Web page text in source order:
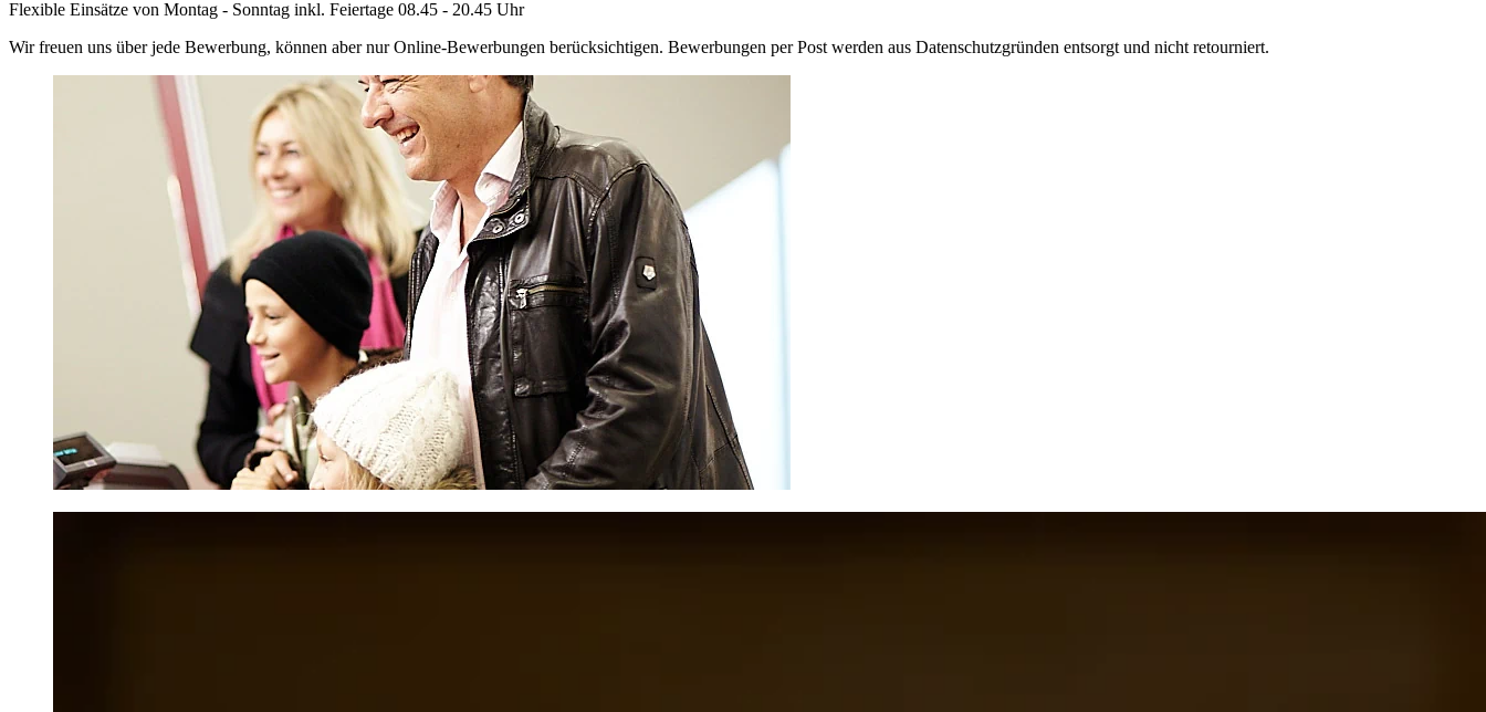
Flexible Einsätze von Montag - Sonntag inkl. Feiertage 08.45 - 20.45 Uhr
Wir freuen uns über jede Bewerbung, können aber nur Online-Bewerbungen berücksichtigen. Bewerbungen per Post werden aus Datenschutzgründen entsorgt und nicht retourniert.